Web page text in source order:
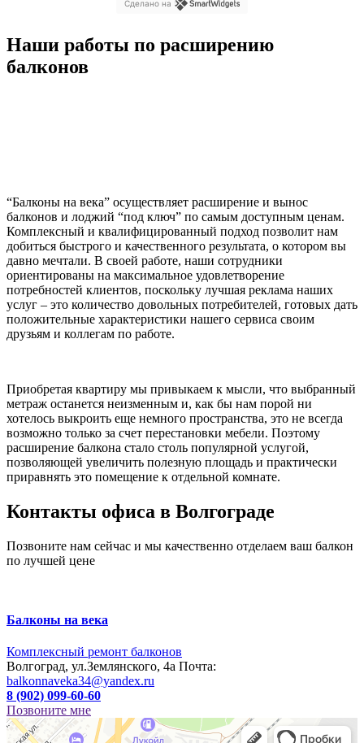
Сделано на
Наши работы по расширению
балконов
“Балконы на века” осуществляет расширение и вынос
балконов и лоджий “под ключ” по самым доступным ценам.
Комплексный и квалифицированный подход позволит нам
добиться быстрого и качественного результата, о котором вы
давно мечтали. В своей работе, наши сотрудники
ориентированы на максимальное удовлетворение
потребностей клиентов, поскольку лучшая реклама наших
услуг – это количество довольных потребителей, готовых дать
положительные характеристики нашего сервиса своим
друзьям и коллегам по работе.
Приобретая квартиру мы привыкаем к мысли, что выбранный
метраж останется неизменным и, как бы нам порой ни
хотелось выкроить еще немного пространства, это не всегда
возможно только за счет перестановки мебели. Поэтому
расширение балкона стало столь популярной услугой,
позволяющей увеличить полезную площадь и практически
приравнять это помещение к отдельной комнате.
Контакты офиса в Волгограде
Позвоните нам сейчас и мы качественно отделаем ваш балкон
по лучшей цене
Балконы на века
Комплексный ремонт балконов
Волгоград, ул.Землянского, 4а Почта:
balkonnaveka34@yandex.ru
8 (902) 099-60-60
Позвоните мне